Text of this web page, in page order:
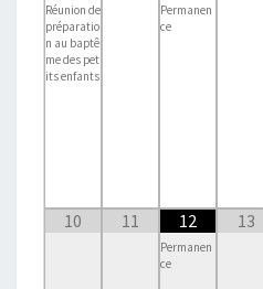
Réunion de
préparatio
n au baptê
me des pet
its enfants
Permanen
ce
10 11 12
Permanen
ce
13